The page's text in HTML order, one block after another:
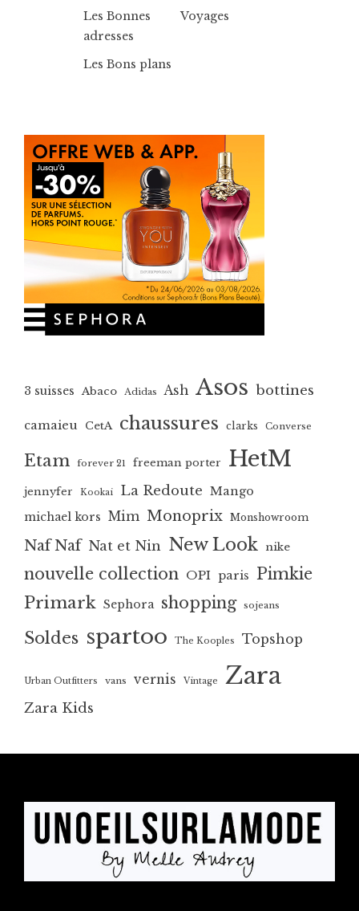
Les Bonnes
adresses
Les Bons plans
Voyages
3 suisses Abaco Adidas Ash Asos bottines
camaieu CetA chaussures clarks Converse
Etam forever 21 freeman porter HetM
jennyfer Kookai La Redoute Mango
michael kors Mim Monoprix Monshowroom
Naf Naf Nat et Nin New Look nike
nouvelle collection OPI paris Pimkie
Primark Sephora shopping sojeans
Soldes spartoo The Kooples Topshop
Urban Outfitters vans vernis Vintage Zara
Zara Kids